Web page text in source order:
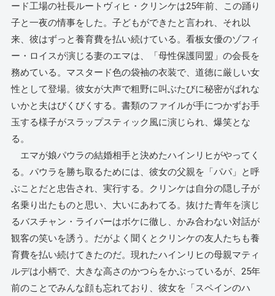
ード工場の社長ルートヴィヒ・クリンケは25年前、この踊り
子と一夜の情事をした。子どもができたと言われ、それ以
来、彼はずっと養育費を払い続けている。看板女優のゾフィ
ー・ロイスが演じる妻のエマは、「母性保護同盟」の会長を
務めている。マスタード色の袋袖の衣装で、道徳に厳しい女
性として登場。彼女が大声で粗野に叫ぶたびに秘密がばれな
いかと夫はびくびくする。書類のファイルが手につかずお手
玉する様子がスラップスティック風に演じられ、爆笑とな
る。
エマが娘パウラの結婚相手と決めたハインリヒがやってく
る。パウラを勝ち取るためには、彼女の父親を「パパ」と呼
ぶことだと忠告され、実行する。クリンケは自分の隠し子が
名乗り出たものと思い、大いにあわてる。抜けた青年を演じ
るバスチャン・ライバーはボケに徹し、かみ合わない対話が
観客の笑いを誘う。だがよく聞くとクリンケの友人たちも養
育費を払い続けてきたのだ。現れたハインリヒの母親マティ
ルデは小柄で、大きな高さのかつらをかぶっているが、25年
前のことでみんな顔も忘れており、彼女を「スペインのハ